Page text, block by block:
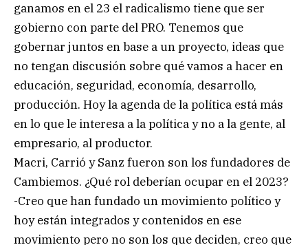
ganamos en el 23 el radicalismo tiene que ser
gobierno con parte del PRO. Tenemos que
gobernar juntos en base a un proyecto, ideas que
no tengan discusión sobre qué vamos a hacer en
educación, seguridad, economía, desarrollo,
producción. Hoy la agenda de la política está más
en lo que le interesa a la política y no a la gente, al
empresario, al productor.
Macri, Carrió y Sanz fueron son los fundadores de
Cambiemos. ¿Qué rol deberían ocupar en el 2023?
-Creo que han fundado un movimiento político y
hoy están integrados y contenidos en ese
movimiento pero no son los que deciden, creo que